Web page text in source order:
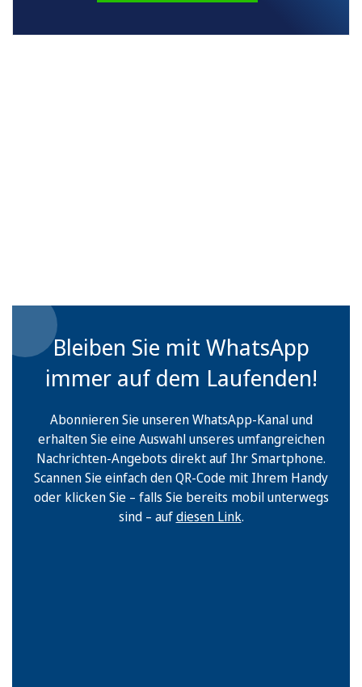
Bleiben Sie mit WhatsApp
immer auf dem Laufenden!
Abonnieren Sie unseren WhatsApp-Kanal und
erhalten Sie eine Auswahl unseres umfangreichen
Nachrichten-Angebots direkt auf Ihr Smartphone.
Scannen Sie einfach den QR-Code mit Ihrem Handy
oder klicken Sie – falls Sie bereits mobil unterwegs
sind – aufdiesen Link.